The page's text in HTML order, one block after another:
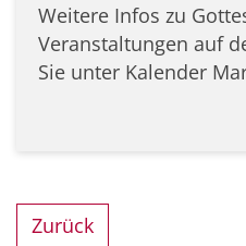
Weitere Infos zu
Veranstaltungen auf
Sie unter Kalender
Zurück